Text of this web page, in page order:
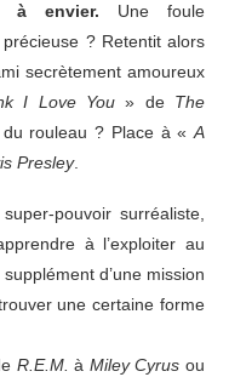
à envier. Une foule
précieuse ? Retentit alors
secrètement amoureux
I Love You» de The
rouleau ? Place à «A
Presley.
pouvoir surréaliste,
à l’exploiter au
d’une mission
une certaine forme
R.E.M. à Miley Cyrus ou